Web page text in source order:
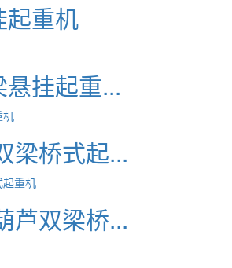
起重机
挂起重...
梁桥式起...
芦双梁桥...